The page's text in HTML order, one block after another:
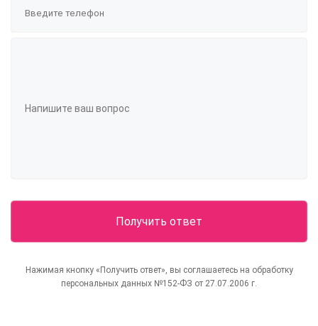
Нажимая кнопку «Получить ответ», вы соглашаетесь на обработку
персональных данных №152-ФЗ от 27.07.2006 г.